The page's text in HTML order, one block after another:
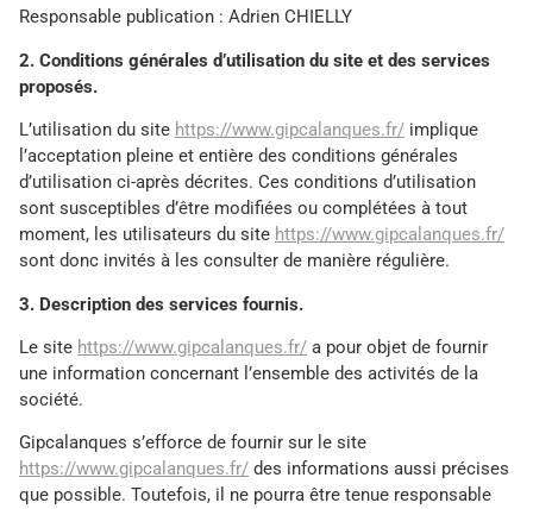
Responsable publication : Adrien CHIELLY
2. Conditions générales d’utilisation du site et des services
proposés.
L’utilisation du site https://www.gipcalanques.fr/ implique
l’acceptation pleine et entière des conditions générales
d’utilisation ci-après décrites. Ces conditions d’utilisation
sont susceptibles d’être modifiées ou complétées à tout
moment, les utilisateurs du site https://www.gipcalanques.fr/
sont donc invités à les consulter de manière régulière.
3. Description des services fournis.
Le site https://www.gipcalanques.fr/ a pour objet de fournir
une information concernant l’ensemble des activités de la
société.
Gipcalanques s’efforce de fournir sur le site
https://www.gipcalanques.fr/ des informations aussi précises
que possible. Toutefois, il ne pourra être tenue responsable